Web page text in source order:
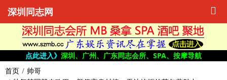
深圳同志网
点此进入》 深圳、广州、广东同志会所、SPA、按摩导航
首页
帅哥